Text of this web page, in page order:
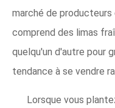
marché de producteurs
comprend des limas
quelqu'un d'autre pour
tendance à se vendre
Lorsque vous